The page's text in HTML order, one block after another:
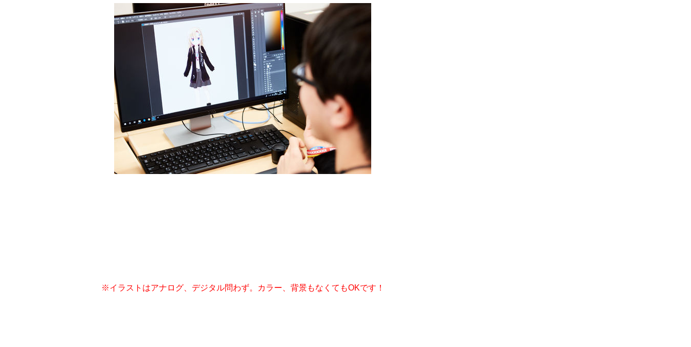
※イラストはアナログ、デジタル問わず。カラー、背景もなくてもOKです！